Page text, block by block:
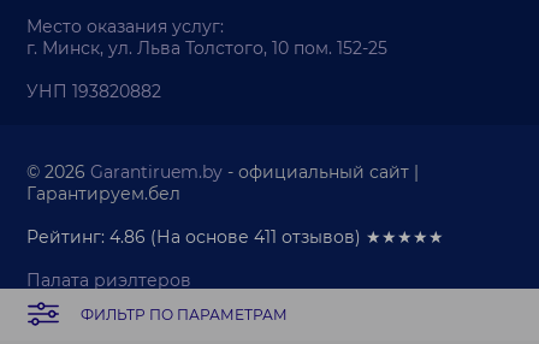
ФИЛЬТР ПО ПАРАМЕТРАМ
Место оказания услуг:
г. Минск, ул. Льва Толстого, 10 пом. 152-25
УНП 193820882
© 2026Garantiruem.by - официальный сайт |
Гарантируем.бел
Рейтинг: 4.86 (На основе411 отзывов) ★★★★★
Палата риэлтеров
Политика обработки персональных данных
Политика обработки cookie-файлов